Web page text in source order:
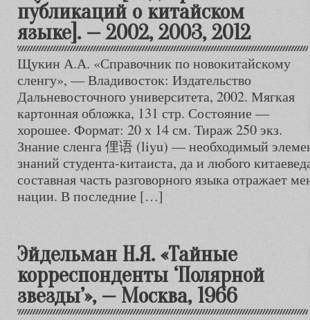
публикаций о китайском
языке]. — 2002, 2003, 2012
Щукин А.А. «Справочник по новокитайскому
сленгу», — Владивосток: Издательство
Дальневосточного университета, 2002. Мягкая
картонная обложка, 131 стр. Состояние —
хорошее. Формат: 20 х 14 см. Тираж 250 экз.
Знание сленга 俚语 (liyu) — необходимый
знаний студента-китаиста, да и любого
составная часть разговорного языка отражает
нации. В последние […]
Эйдельман Н.Я. «Тайные
корреспонденты ‘Полярной
звезды’», — Москва, 1966